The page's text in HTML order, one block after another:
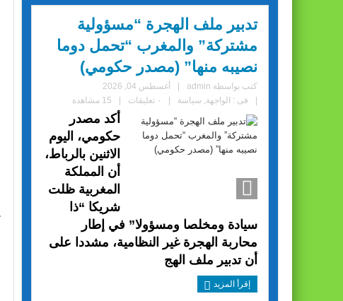
تدبير ملف الهجرة “مسؤولية
مشتركة” والمغرب “تحمل دوما
نصيبه منها” (مصدر حكومي)
كتب بواسطة admin
|
أغسطس 04, 2026
|
فى : الواجهة سياسة | ٠ تعليقات | 15 مشاهدة
أكد مصدر
حكومي، اليوم
الاثنين بالرباط،
أن المملكة
المغربية ظلت
شريكا “ذا
سيادة ومخلصا ومسؤولا” في إطار
محاربة الهجرة غير النظامية، مشددا على
أن تدبير ملف الهج
إقرأ المزيد